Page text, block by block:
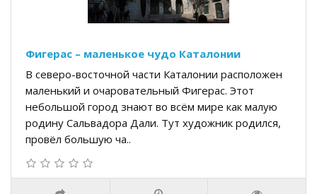
Фигерас – маленькое чудо Каталонии
В северо-восточной части Каталонии расположен
маленький и очаровательный Фигерас. Этот
небольшой город знают во всём мире как малую
родину Сальвадора Дали. Тут художник родился,
провёл большую ча..